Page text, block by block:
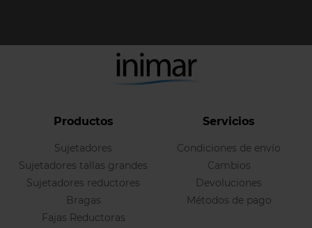
Productos
Sujetadores
Sujetadores tallas grandes
Sujetadores reductores
Bragas
Fajas Reductoras
Servicios
Condiciones de envío
Cambios
Devoluciones
Métodos de pago